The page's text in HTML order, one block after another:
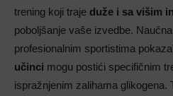
trening koji traje duže i sa višim
poboljšanje vaše izvedbe.
profesionalnim sportistima
učinci mogu postići specifičnim
ispražnjenim zalihama glikogena.